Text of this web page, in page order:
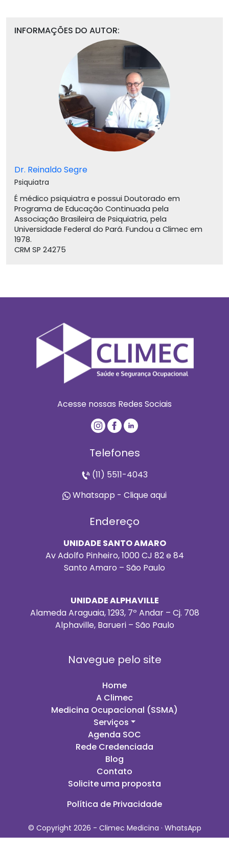
INFORMAÇÕES DO AUTOR:
Dr. Reinaldo Segre
Psiquiatra
É médico psiquiatra e possui Doutorado em
Programa de Educação Continuada pela
Associação Brasileira de Psiquiatria, pela
Universidade Federal do Pará. Fundou a Climec em
1978.
CRM SP 24275
Acesse nossas Redes Sociais
Telefones
(11) 5511-4043
Whatsapp - Clique aqui
Endereço
UNIDADE SANTO AMARO
Av Adolfo Pinheiro, 1000 CJ 82 e 84
Santo Amaro – São Paulo
UNIDADE ALPHAVILLE
Alameda Araguaia, 1293, 7º Andar – Cj. 708
Alphaville, Barueri – São Paulo
Navegue pelo site
Home
A Climec
Medicina Ocupacional (SSMA)
Serviços
Agenda SOC
Rede Credenciada
Blog
Contato
Solicite uma proposta
Política de Privacidade
© Copyright 2026 - Climec Medicina · WhatsApp